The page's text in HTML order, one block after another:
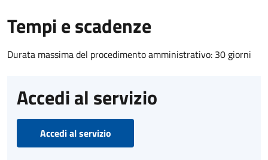
Tempi e scadenze
Durata massima del procedimento amministrativo: 30 giorni
Accedi al servizio
Accedi al servizio